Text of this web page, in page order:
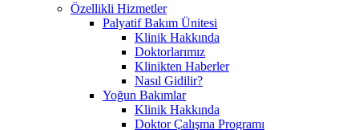
Özellikli Hizmetler
Palyatif Bakım Ünitesi
Klinik Hakkında
Doktorlarımız
Klinikten Haberler
Nasıl Gidilir?
Yoğun Bakımlar
Klinik Hakkında
Doktor Çalışma Programı